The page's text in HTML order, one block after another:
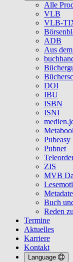
Alle
VLB
VLB-
ADB
Aus
DOI
IBU
ISBN
ISNI
Pubeasy
Pubnet
ZIS
MVB
Buch
Reden
Termine
Aktuelles
Karriere
Kontakt
Language